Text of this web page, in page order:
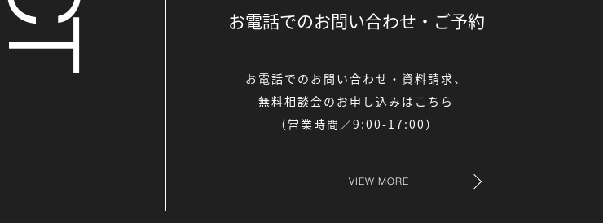
お電話でのお問い合わせ・ ご予約
お電話でのお問い合わせ・資料請求、
無料相談会のお申し込みはこちら
（営業時間／9:00-17:00）
VIEW MORE